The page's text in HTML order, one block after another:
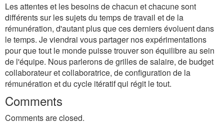
Les attentes et les besoins de chacun et chacune sont
différents sur les sujets du temps de travail et de la
rémunération, d'autant plus que ces derniers évoluent dans
le temps. Je viendrai vous partager nos expérimentations
pour que tout le monde puisse trouver son équilibre au sein
de l'équipe. Nous parlerons de grilles de salaire, de budget
collaborateur et collaboratrice, de configuration de la
rémunération et du cycle itératif qui régit le tout.
Comments
Comments are closed.